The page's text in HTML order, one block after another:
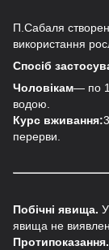
П.Сабаля
використання
Спосіб
Чоловікам— по 1
водою.
Курс вживання:
перерви.
Побічні явища.
явища не
Протипоказання.